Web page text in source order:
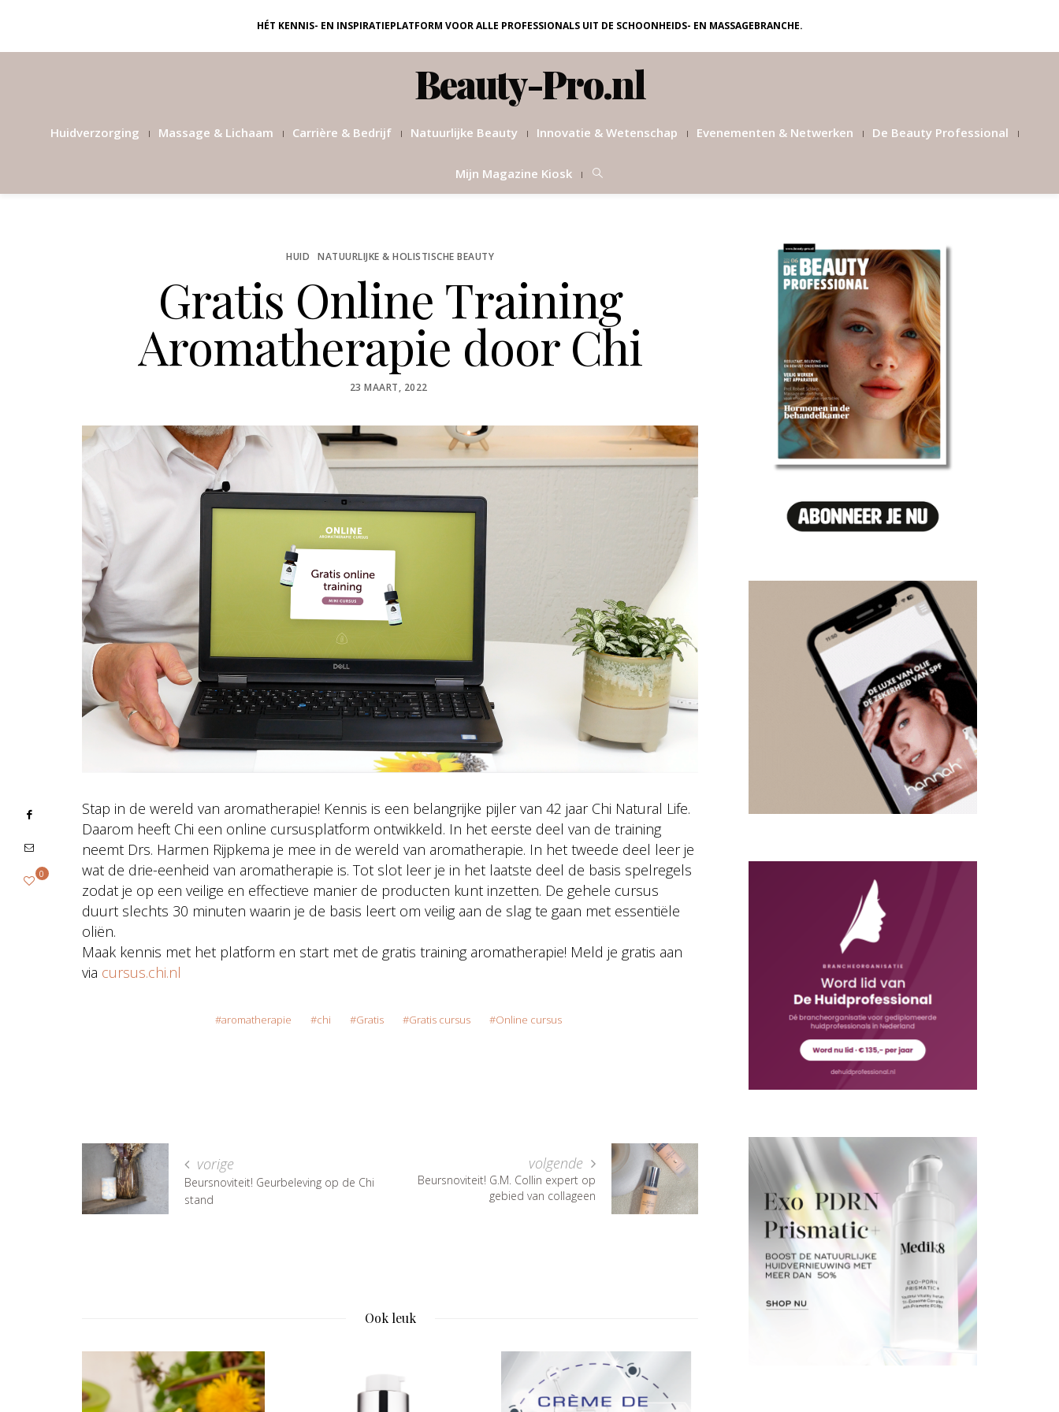
HÉT KENNIS- EN INSPIRATIEPLATFORM VOOR ALLE PROFESSIONALS UIT DE SCHOONHEIDS- EN MASSAGEBRANCHE.
Beauty-Pro.nl
Huidverzorging Massage & Lichaam Carrière & Bedrijf Natuurlijke Beauty Innovatie & Wetenschap Evenementen & Netwerken De Beauty Professional
Mijn Magazine Kiosk
HUID NATUURLIJKE & HOLISTISCHE BEAUTY
Gratis Online Training
Aromatherapie door Chi
POSTED
23 MAART, 2022
Stap in de wereld van aromatherapie! Kennis is een belangrijke pijler van 42 jaar Chi Natural Life.
Daarom heeft Chi een online cursusplatform ontwikkeld. In het eerste deel van de training
neemt Drs. Harmen Rijpkema je mee in de wereld van aromatherapie. In het tweede deel leer je
wat de drie-eenheid van aromatherapie is. Tot slot leer je in het laatste deel de basis spelregels
zodat je op een veilige en effectieve manier de producten kunt inzetten. De gehele cursus
duurt slechts 30 minuten waarin je de basis leert om veilig aan de slag te gaan met essentiële
oliën.
Maak kennis met het platform en start met de gratis training aromatherapie! Meld je gratis aan
via cursus.chi.nl
0
aromatherapie chi Gratis Gratis cursus Online cursus
vorige
Beursnoviteit! Geurbeleving op de Chi
stand
volgende
Beursnoviteit! G.M. Collin expert op
gebied van collageen
Ook leuk